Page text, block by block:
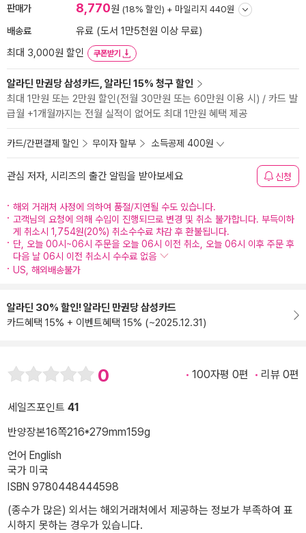
판매가 8,770원 (18% 할인) + 마일리지 440원
배송료
유료 (도서 1만5천원 이상 무료)
최대 3,000원 할인
쿠폰받기
알라딘 만권당 삼성카드, 알라딘 15% 청구 할인
최대 1만원 또는 2만원 할인(전월 30만원 또는 60만원 이용 시) / 카드 발
급월 +1개월까지는 전월 실적이 없어도 최대 1만원 혜택 제공
카드/간편결제 할인 무이자 할부 소득공제 400원
관심 저자, 시리즈의 출간 알림을 받아보세요 신청
해외 거래처 사정에 의하여 품절/지연될 수도 있습니다.
고객님의 요청에 의해 수입이 진행되므로 변경 및 취소 불가합니다. 부득이하
게 취소시 1,754원(20%) 취소수수료 차감 후 환불됩니다.
단, 오늘 00시~06시 주문을 오늘 06시 이전 취소, 오늘 06시 이후 주문 후
다음 날 06시 이전 취소시 수수료 없음
US, 해외배송불가
알라딘 30% 할인! 알라딘 만권당 삼성카드
카드혜택 15% + 이벤트혜택 15% (~2025.12.31)
0 100자평 0편 리뷰 0편
세일즈포인트 41
반양장본16쪽216*279mm159g
언어 English
국가 미국
ISBN 9780448444598
(종수가 많은) 외서는 해외거래처에서 제공하는 정보가 부족하여 표
시하지 못하는 경우가 있습니다.